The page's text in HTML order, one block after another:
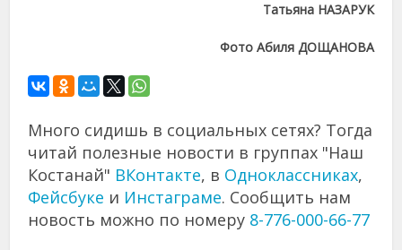
Татьяна НАЗАРУК
Фото Абиля ДОЩАНОВА
Много сидишь в социальных сетях? Тогда
читай полезные новости в группах "Наш
Костанай" ВКонтакте, в Одноклассниках,
Фейсбуке и Инстаграме. Сообщить нам
новость можно по номеру 8-776-000-66-77